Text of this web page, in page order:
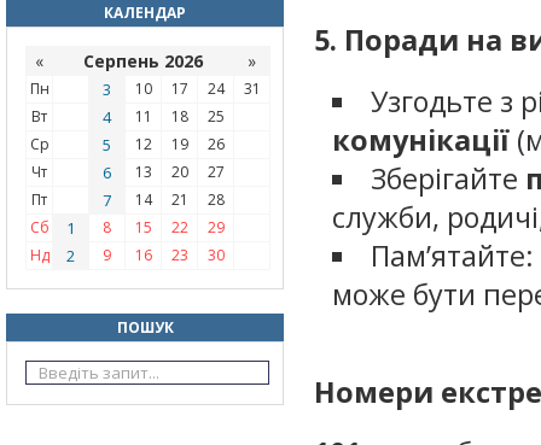
КАЛЕНДАР
« Серпень 2026 »
Пн 3 10 17 24
31
Вт
4 11 18
25
Ср
5 12 19
26
Чт
6 13 20
27
Пт
7 14 21
28
Сб
1 8 15 22
29
Нд
2 9 16 23 30
ПОШУК
5. Поради на
Узгодьте з
комунікації
Зберігайте
служби,
може бути
Номери